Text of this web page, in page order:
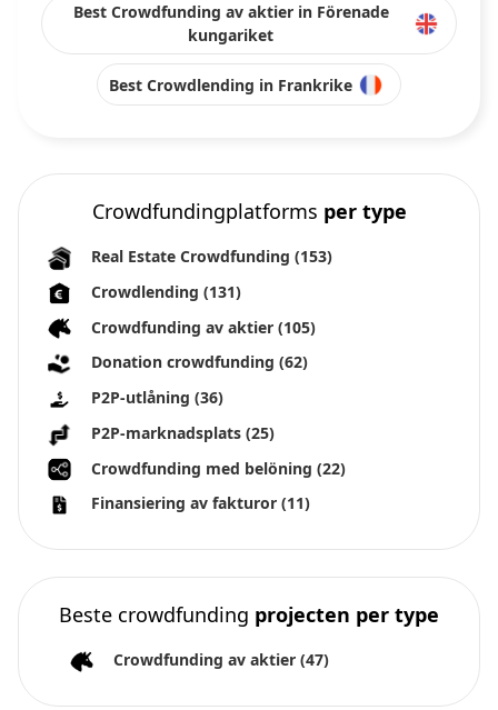
Best Crowdfunding av aktier in Förenade
kungariket
Best Crowdlending in Frankrike
Crowdfundingplatforms per type
Real Estate Crowdfunding (153)
Crowdlending (131)
Crowdfunding av aktier (105)
Donation crowdfunding (62)
P2P-utlåning (36)
P2P-marknadsplats (25)
Crowdfunding med belöning (22)
Finansiering av fakturor (11)
Beste crowdfunding projecten per type
Crowdfunding av aktier (47)